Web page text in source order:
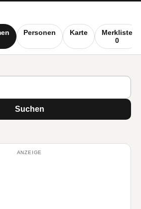
Personen Karte
Merkliste
0
Suchen
ANZEIGE